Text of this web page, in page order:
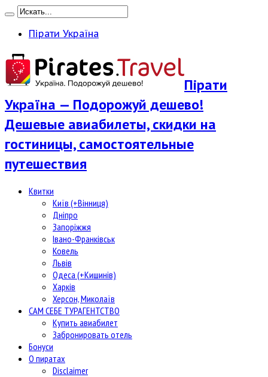
Пірати Україна
Пірати
Україна — Подорожуй дешево!
Дешевые авиабилеты, скидки на
гостиницы, самостоятельные
путешествия
Квитки
Київ (+Вінниця)
Дніпро
Запоріжжя
Івано-Франківськ
Ковель
Львів
Одеса (+Кишинів)
Харків
Херсон, Миколаїв
САМ СЕБЕ ТУРАГЕНТСТВО
Купить авиабилет
Забронировать отель
Бонуси
О пиратах
Disclaimer